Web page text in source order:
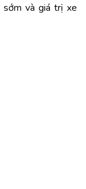
sớm và giá trị xe